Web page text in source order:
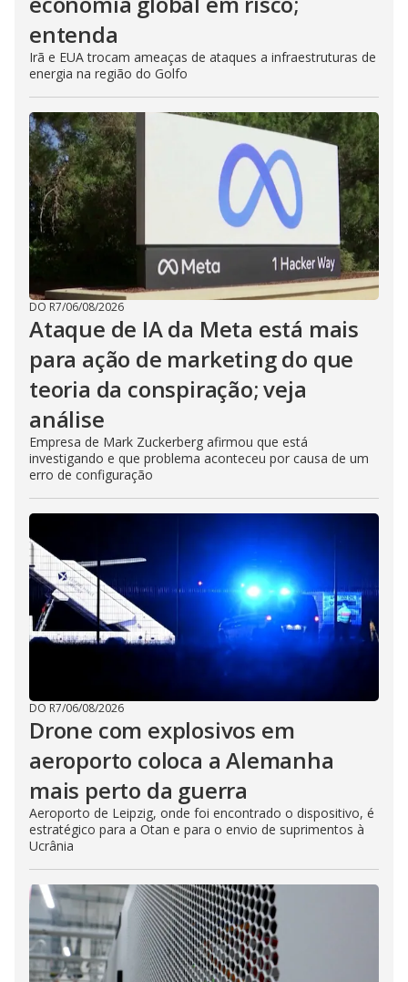
entenda
Irã e EUA trocam ameaças de ataques a infraestruturas de
energia na região do Golfo
DO R7/06/08/2026
Ataque de IA da Meta está mais
para ação de marketing do que
teoria da conspiração; veja
análise
Empresa de Mark Zuckerberg afirmou que está
investigando e que problema aconteceu por causa de um
erro de configuração
DO R7/06/08/2026
Drone com explosivos em
aeroporto coloca a Alemanha
mais perto da guerra
Aeroporto de Leipzig, onde foi encontrado o dispositivo, é
estratégico para a Otan e para o envio de suprimentos à
Ucrânia